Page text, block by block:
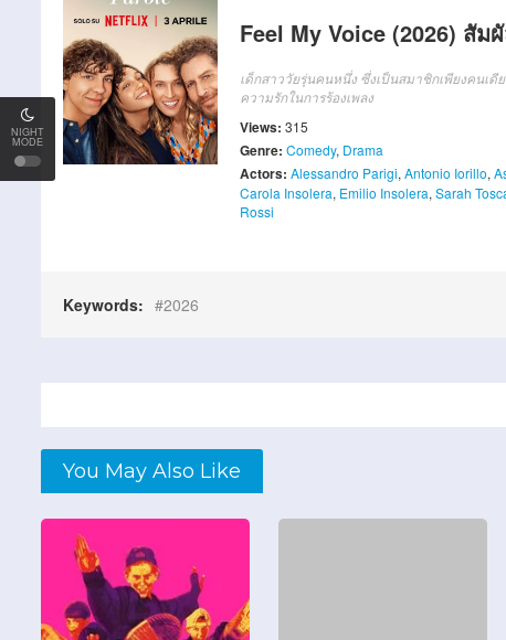
NIGHT
MODE
Feel My Voice (2026) สัม
เด็กสาววัยรุ่นคนหนึ่ง ซึ่งเป็นสมาชิกเพียงคนเ
ความรักในการร้องเพลง
Views: 315
Genre: Comedy, Drama
Actors: Alessandro Parigi, Antonio Iorillo,
Carola Insolera, Emilio Insolera, Sarah
Rossi
Keywords: 2026
You May Also Like